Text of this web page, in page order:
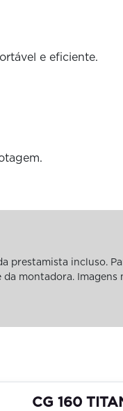
e eficiente.
incluso.
montadora.
CG 160